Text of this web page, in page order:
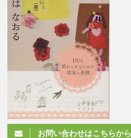
お問い合わせはこちらから